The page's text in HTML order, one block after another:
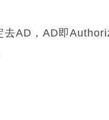
去AD，AD即